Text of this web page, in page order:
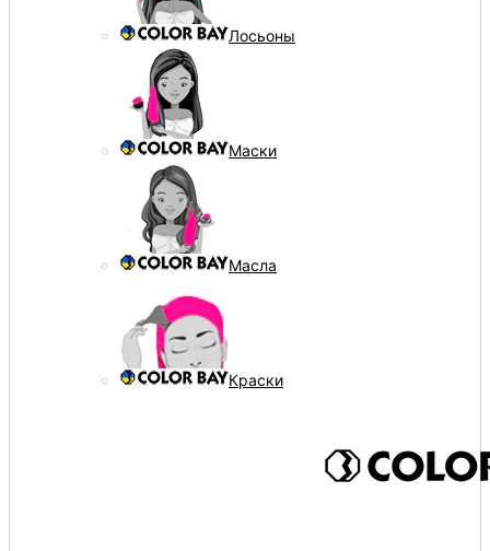
Лосьоны
Маски
Масла
Краски